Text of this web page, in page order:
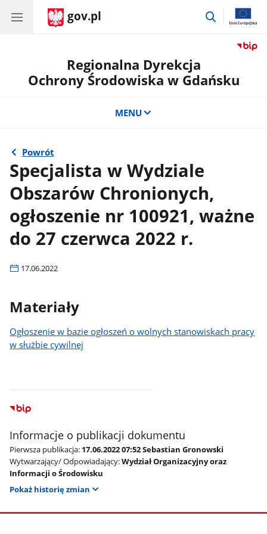
gov.pl
przejdź
Regionalna Dyrekcja
Ochrony Środowiska w Gdańsku
MENU
Powrót
Specjalista w Wydziale
Obszarów Chronionych,
ogłoszenie nr 100921, ważne
do 27 czerwca 2022 r.
17.06.2022
Materiały
Ogłoszenie w bazie ogłoszeń o wolnych stanowiskach pracy
w służbie cywilnej
Informacje o publikacji dokumentu
Pierwsza publikacja: 17.06.2022 07:52 Sebastian Gronowski
Wytwarzający/ Odpowiadający:Wydział Organizacyjny oraz
Informacji o Środowisku
Pokaż historię zmian